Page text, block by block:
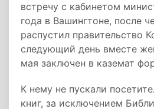
встречу с кабинетом
года в Вашингтоне, после
распустил правительство
следующий день вместе
мая заключен в каземат
К нему не пускали
книг, за исключением